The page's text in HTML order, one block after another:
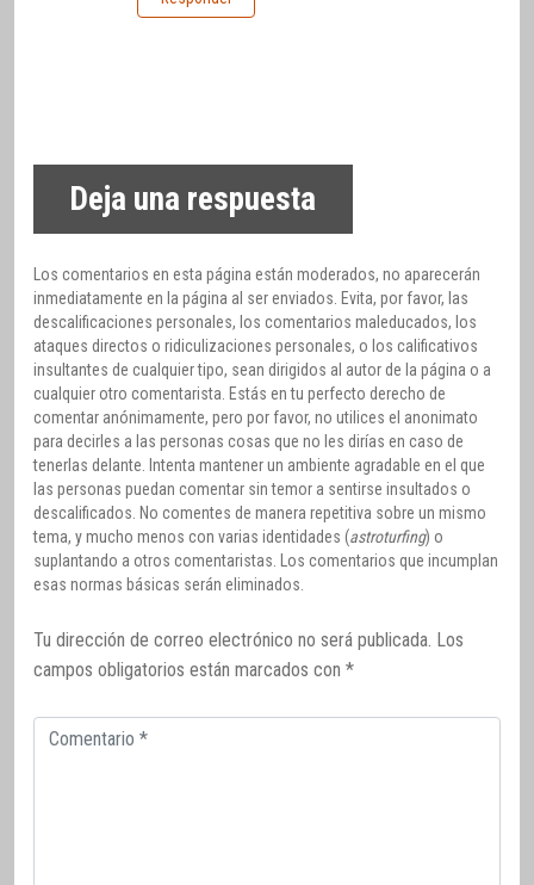
Deja una respuesta
Los comentarios en esta página están moderados, no aparecerán
inmediatamente en la página al ser enviados. Evita, por favor, las
descalificaciones personales, los comentarios maleducados, los
ataques directos o ridiculizaciones personales, o los calificativos
insultantes de cualquier tipo, sean dirigidos al autor de la página o a
cualquier otro comentarista. Estás en tu perfecto derecho de
comentar anónimamente, pero por favor, no utilices el anonimato
para decirles a las personas cosas que no les dirías en caso de
tenerlas delante. Intenta mantener un ambiente agradable en el que
las personas puedan comentar sin temor a sentirse insultados o
descalificados. No comentes de manera repetitiva sobre un mismo
tema, y mucho menos con varias identidades (astroturfing) o
suplantando a otros comentaristas. Los comentarios que incumplan
esas normas básicas serán eliminados.
Tu dirección de correo electrónico no será publicada. Los
campos obligatorios están marcados con *
Comentario